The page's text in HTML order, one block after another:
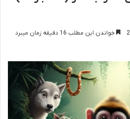
خواندن این مطلب 16 دقیقه زمان میبرد